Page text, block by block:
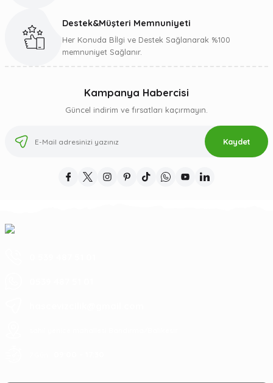
Gönder
Destek&Müşteri Memnuniyeti
Her Konuda Bİlgi ve Destek Sağlanarak %100
memnuniyet Sağlanır.
Kampanya Habercisi
Güncel indirim ve fırsatları kaçırmayın.
Kaydet